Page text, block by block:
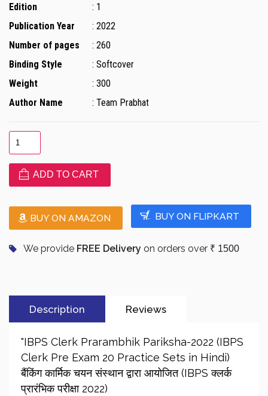
Edition
: 1
Publication Year
: 2022
Number of pages
: 260
Binding Style
: Softcover
Weight
: 300
Author Name
: Team Prabhat
ADD TO CART
BUY ON AMAZON BUY ON FLIPKART
We provide FREE Delivery on orders over ₹ 1500
Description Reviews
"IBPS Clerk Prarambhik Pariksha-2022 (IBPS
Clerk Pre Exam 20 Practice Sets in Hindi)
बैंकिंग कार्मिक चयन संस्थान द्वारा आयोजित (IBPS क्लर्क
प्रारंभिक परीक्षा 2022)